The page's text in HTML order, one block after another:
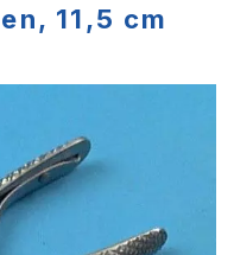
11,5 cm